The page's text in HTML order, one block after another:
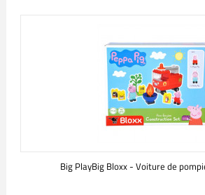
Big PlayBig Bloxx - Voiture de